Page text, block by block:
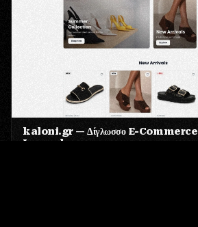
kaloni.gr — Δίγλωσσο E-Commerce
Laravel